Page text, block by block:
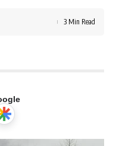
3 Min Read